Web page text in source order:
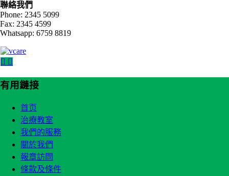
聯絡我們
Phone: 2345 5099
Fax: 2345 4599
Whatsapp: 6759 8819
有用鏈接
首页
治療教室
我們的服務
關於我們
報章訪問
條款及條件